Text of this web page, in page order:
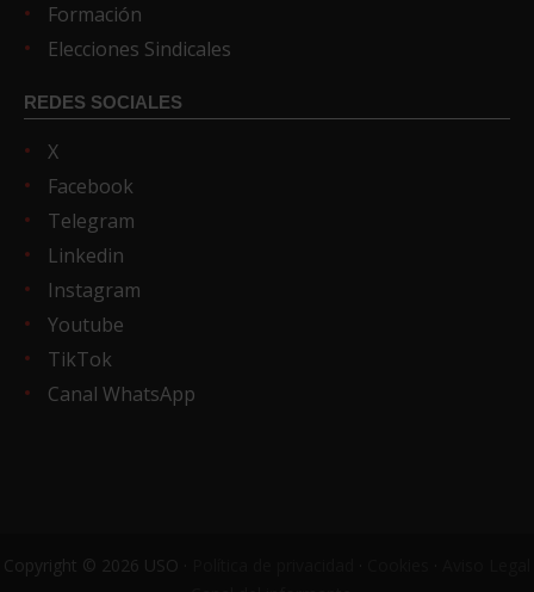
Formación
Elecciones Sindicales
REDES SOCIALES
X
Facebook
Telegram
Linkedin
Instagram
Youtube
TikTok
Canal WhatsApp
Copyright © 2026 USO ·